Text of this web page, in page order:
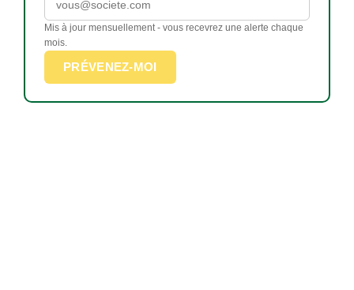
Mis à jour mensuellement - vous recevrez une alerte chaque
mois.
PRÉVENEZ-MOI